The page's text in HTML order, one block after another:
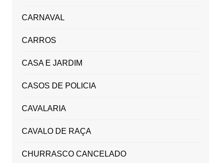
CARNAVAL
CARROS
CASA E JARDIM
CASOS DE POLICIA
CAVALARIA
CAVALO DE RAÇA
CHURRASCO CANCELADO